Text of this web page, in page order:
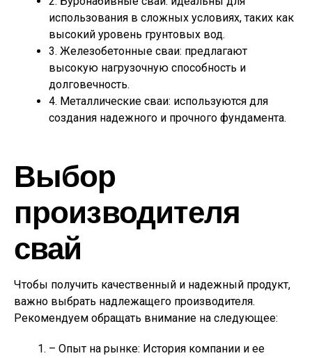
использования в сложных условиях, таких как
высокий уровень грунтовых вод.
3. Железобетонные сваи: предлагают
высокую нагрузочную способность и
долговечность.
4. Металлические сваи: используются для
создания надежного и прочного фундамента.
Выбор
производителя
свай
Чтобы получить качественный и надежный продукт,
важно выбрать надлежащего производителя.
Рекомендуем обращать внимание на следующее:
– Опыт на рынке: История компании и ее